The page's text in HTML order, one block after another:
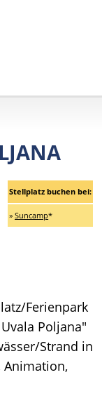
Stellplatz buchen bei:
»Suncamp*
Ferienpark
Poljana"
Strand in
Animation,